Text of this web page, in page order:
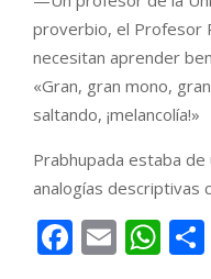
proverbio, el Profesor
necesitan aprender
«Gran, gran mono,
saltando, ¡melancolía!»
Prabhupada estaba
analogías descriptivas
Facebook
Email